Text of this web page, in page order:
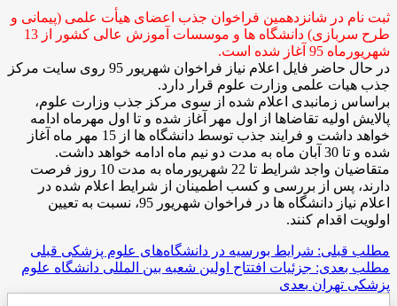
ثبت نام در شانزدهمین فراخوان جذب اعضای هیأت علمی (پیمانی و
طرح سربازی) دانشگاه ها و موسسات آموزش عالی کشور از 13
شهریورماه 95 آغاز شده است.
در حال حاضر فایل اعلام نیاز فراخوان شهریور 95 روی سایت مرکز
جذب هیات علمی وزارت علوم قرار دارد.
براساس زمانبدی اعلام شده از سوی مرکز جذب وزارت علوم،
پالایش اولیه تقاضاها از اول مهر آغاز شده و تا اول مهرماه ادامه
خواهد داشت و فرایند جذب توسط دانشگاه ها از 15 مهر ماه آغاز
شده و تا 30 آبان ماه به مدت دو نیم ماه ادامه خواهد داشت.
متقاضیان واجد شرایط تا 22 شهریورماه به مدت 10 روز فرصت
دارند، پس از بررسی و کسب اطمینان از شرایط اعلام شده در
اعلام نیاز دانشگاه ها در فراخوان شهریور 95، نسبت به تعیین
اولویت اقدام کنند.
مطلب قبلی: شرایط بورسیه در دانشگاه‌های علوم پزشکی قبلی
مطلب بعدی: جزئیات افتتاح اولین شعبه بین المللی دانشگاه علوم
پزشکی تهران بعدی